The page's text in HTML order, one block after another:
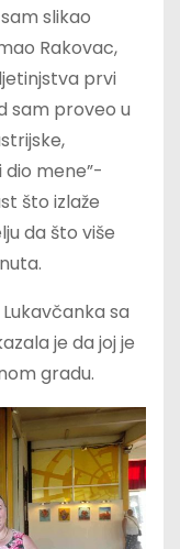
slikao
Rakovac,
prvi
sam proveo u
mene”-
što izlaže
da što više
sa
je da joj je
gradu.